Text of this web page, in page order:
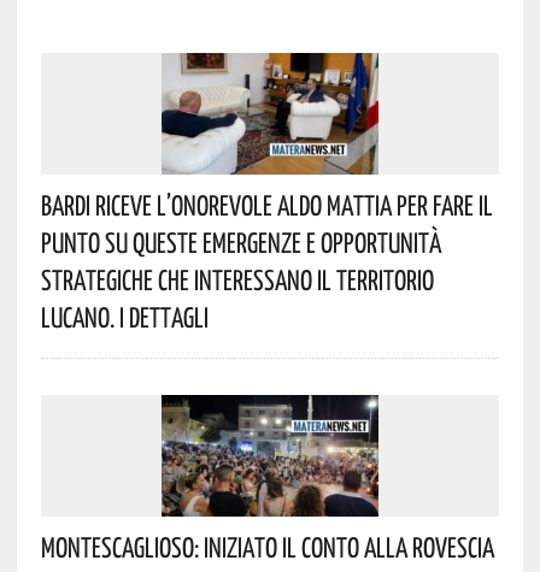
Bardi Riceve L’onorevole Aldo Mattia Per Fare Il
Punto Su Queste Emergenze E Opportunità
Strategiche Che Interessano Il Territorio
Lucano. I Dettagli
Montescaglioso: Iniziato Il Conto Alla Rovescia